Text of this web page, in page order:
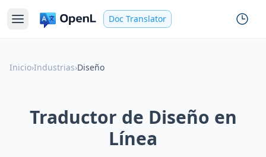
Doc Translator
Inicio›Industrias›Diseño
Traductor de Diseño en
Línea